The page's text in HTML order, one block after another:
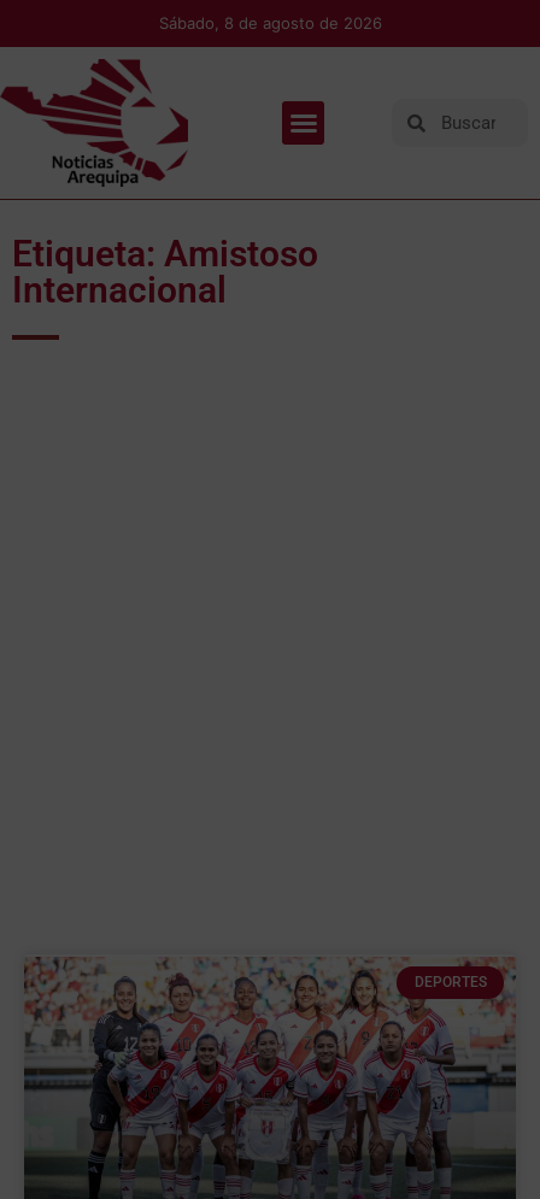
Sábado, 8 de agosto de 2026
Etiqueta: Amistoso
Internacional
DEPORTES